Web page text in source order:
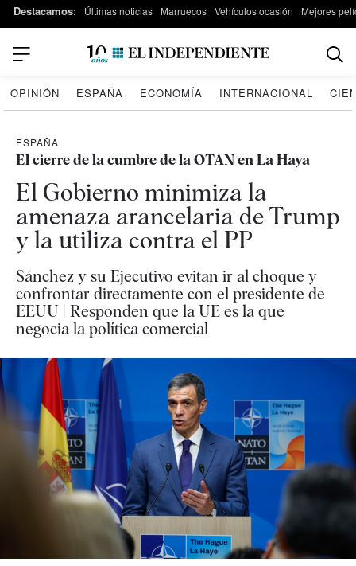
Destacamos: Últimas noticias Marruecos Vehículos ocasión Mejores
OPINIÓN ESPAÑA ECONOMÍA INTERNACIONAL
ESPAÑA
El cierre de la cumbre de la OTAN en La Haya
El Gobierno minimiza la
amenaza arancelaria de Trump
y la utiliza contra el PP
Sánchez y su Ejecutivo evitan ir al choque y
confrontar directamente con el presidente de
EEUU | Responden que la UE es la que
negocia la política comercial